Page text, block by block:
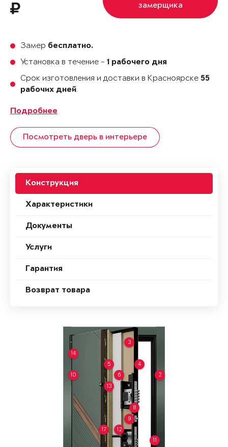
замерщика
Замер бесплатно.
Установка в течение - 1 рабочего дня
Срок изготовления и доставки в Красноярске 55
рабочих дней.
Подробнее
Посмотреть дверь в интерьере
Конструкция
Характеристики
Документы
Услуги
Гарантия
Возврат товара
2
3
4
5
6
8
9
10
11
12
13
14
17